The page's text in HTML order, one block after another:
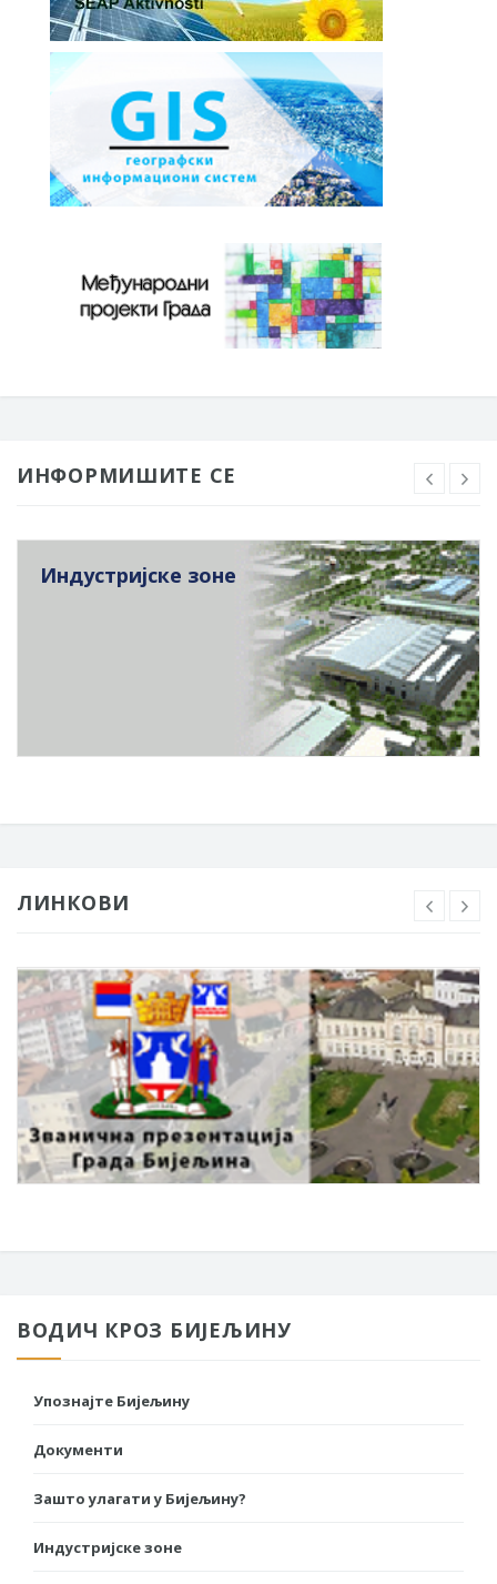
ИНФОРМИШИТЕ СЕ
Индустријске зоне
ЛИНКОВИ
ВОДИЧ КРОЗ БИЈЕЉИНУ
Упознајте Бијељину
Документи
Зашто улагати у Бијељину?
Индустријске зоне